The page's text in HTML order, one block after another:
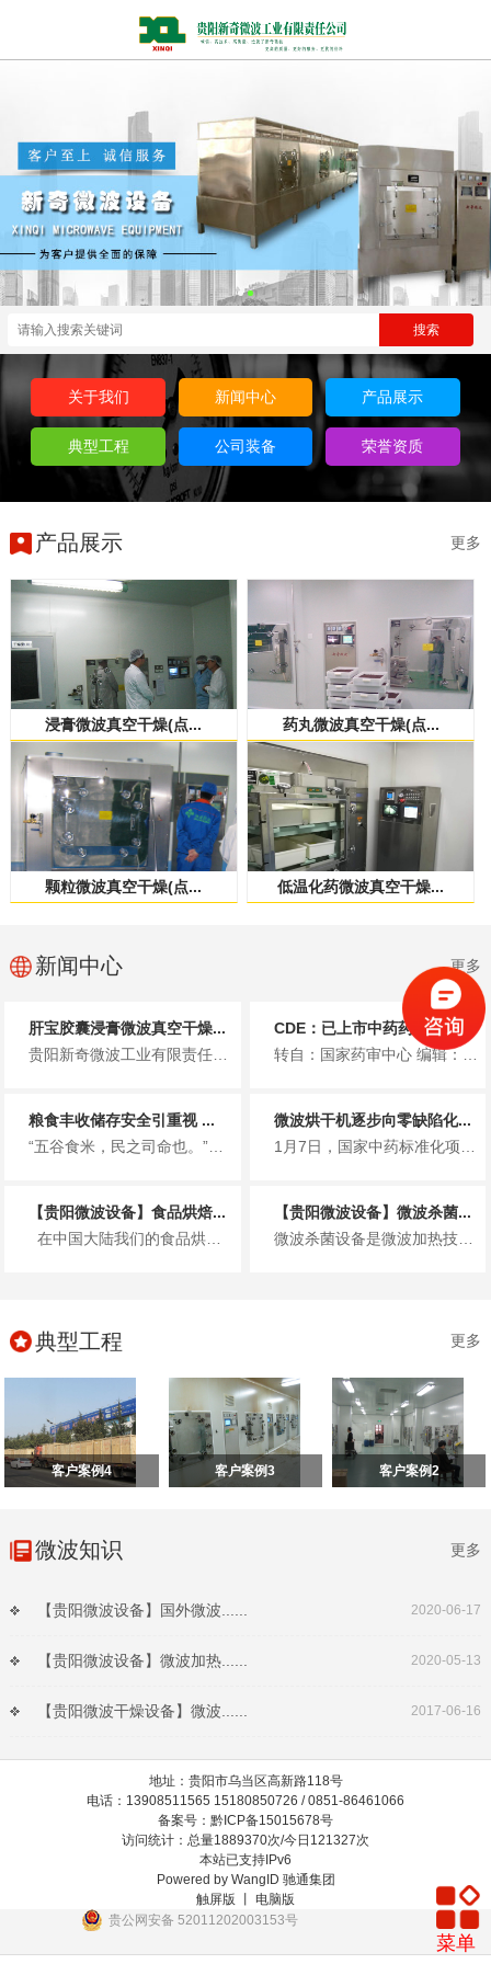
关于我们 新闻中心 产品展示
典型工程 公司装备 荣誉资质
产品展示 更多
浸膏微波真空干燥(点... 药丸微波真空干燥(点...
颗粒微波真空干燥(点... 低温化药微波真空干燥...
新闻中心 更多
肝宝胶囊浸膏微波真空干燥...
贵阳新奇微波工业有限责任公司 「好用、耐用。是客户对我们的总结」 作者 | 范兴 杨成梓 吴淑英&nb...
CDE：已上市中药药学变...
转自：国家药审中心 编辑：蒲公英-绿茶 4月2日，国家药审中心发布关于《已上市中药药学变更研...
粮食丰收储存安全引重视 ...
“五谷食米，民之司命也。”自古以来，粮食都是人类设备生产、生活和生存的最基本要素，是国家经济发展、社会稳定的重要参照指标...
微波烘干机逐步向零缺陷化...
1月7日，国家中药标准化项目启动仪式在中国药都江西省樟树市举行。国家中药标准化项目由国家发改委和国家中医药管理局共同组织...
【贵阳微波设备】食品烘焙...
在中国大陆我们的食品烘焙适用广泛，有着皇室烘焙典范的，还有以超市为主的甜品烘焙，港式鲜饮，中国传统甜品为辅...
【贵阳微波设备】微波杀菌...
微波杀菌设备是微波加热技术功能的延伸，具体表现为微波与生物体以及其组成基本细胞之间的相互作用，对于微波杀菌设备的使用，其...
典型工程 更多
客户案例4 客户案例3 客户案例2
微波知识 更多
【贵阳微波设备】国外微波...... 2020-06-17
【贵阳微波设备】微波加热...... 2020-05-13
【贵阳微波干燥设备】微波...... 2017-06-16
地址：贵阳市乌当区高新路118号
电话：13908511565 15180850726 / 0851-86461066
备案号：黔ICP备15015678号
访问统计：总量1889370次/今日121327次
本站已支持IPv6
Powered by WangID 驰通集团
触屏版 丨 电脑版
贵公网安备 52011202003153号
菜单